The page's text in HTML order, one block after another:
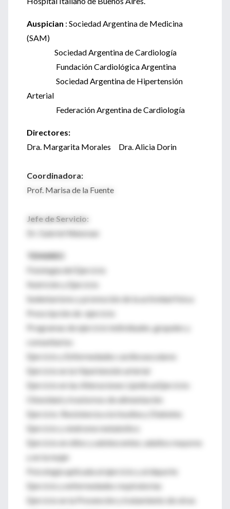
Auspician : Sociedad Argentina de Medicina
(SAM)
Sociedad Argentina de Cardiología
Fundación Cardiológica Argentina
Sociedad Argentina de Hipertensión
Arterial
Federación Argentina de Cardiología
Directores:
Dra. Margarita Morales Dra. Alicia Dorin
Coordinadora:
Prof. Marisa de la Fuente
Jefe de Servicio:
Dr. Gabriel Waisman
TEMARIO
Fisiología del Ejercicio
Nutrición y Ejercicio
Sedentarismo y promoción de la actividad física
Prescripción de ejercicio
Programas de ejercicio individuales ,grupales y
comunitarios
Ejercicio y Enfermedades cardiovasculares
Ejercicio en la Hipertensión arterial
Ejercicio en las Alteraciones LipidicasEjercicio:
Obesidad y trastornos de alimentación
Ejercicio :Resistencia a la Insulina y Diabetes
Ejercicio y síndrome metabólico
Ejercicio en niños y adolescentes; adultos mayores
y en la mujer
Psicología aplicada al ejercicio y al deporte
Ejercicio y enfermedades respiratorias
Ejercicio en la Prevención y tratamiento de otras